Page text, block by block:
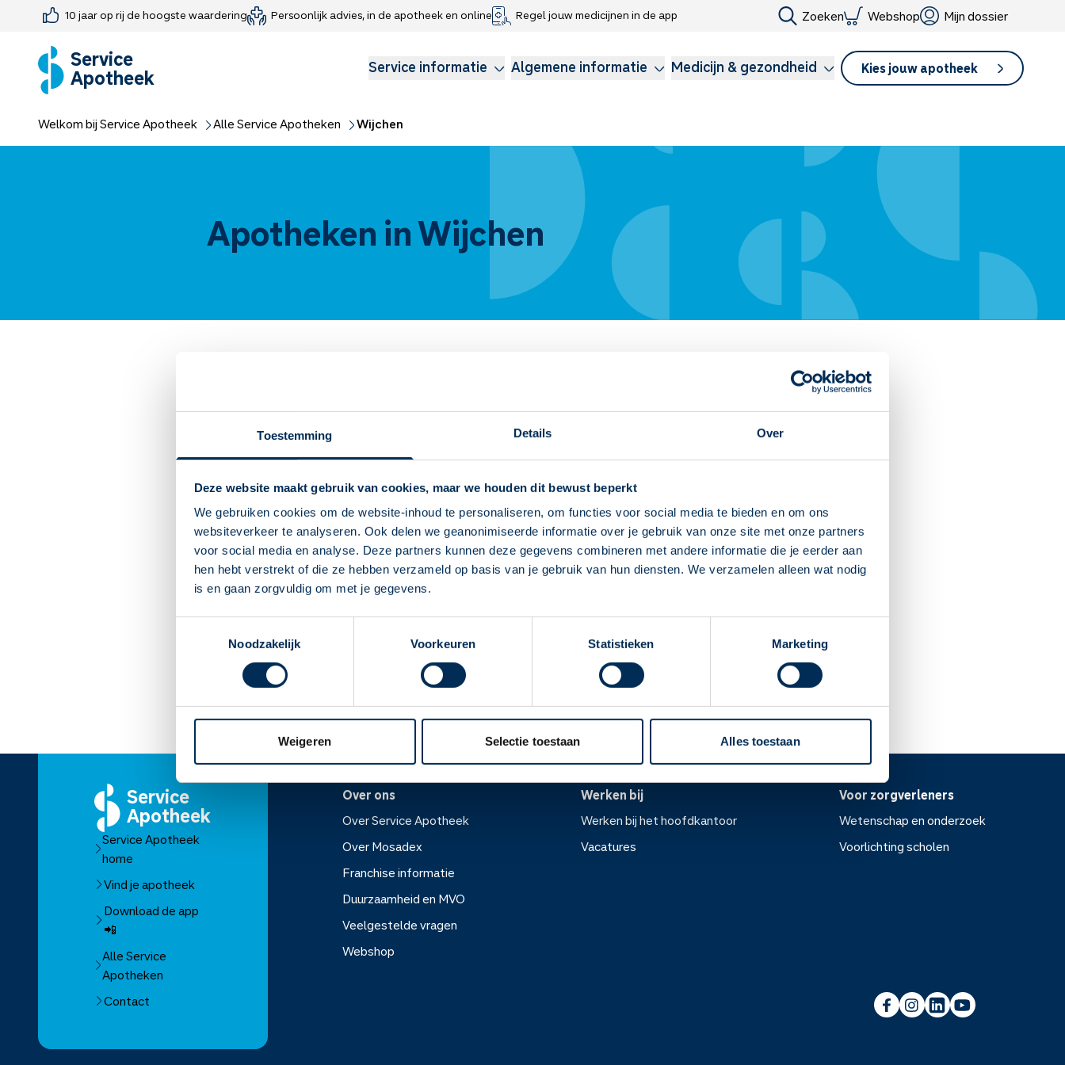
Toestemming Details Over
Deze website maakt gebruik van cookies, maar we houden dit bewust beperkt
We gebruiken cookies om de website-inhoud te personaliseren, om functies voor social media te bieden en om ons
websiteverkeer te analyseren. Ook delen we geanonimiseerde informatie over je gebruik van onze site met onze partners
voor social media en analyse. Deze partners kunnen deze gegevens combineren met andere informatie die je eerder aan
hen hebt verstrekt of die ze hebben verzameld op basis van je gebruik van hun diensten. We verzamelen alleen wat nodig
is en gaan zorgvuldig om met je gegevens.
Noodzakelijk
Voorkeuren Statistieken Marketing
Weigeren Selectie toestaan Alles toestaan
Deze Service Apotheek staat nu ingesteld als
jouw apotheek
Zo kan je makkelijk alle informatie vinden in het
10 jaar op rij de hoogste waardering Persoonlijk advies, in de apotheek en online Regel jouw medicijnen in de app Zoeken Webshop Mijn dossier
Service
Apotheek Service informatie Algemene informatie Medicijn & gezondheid Kies jouw apotheek
Farmaceutisch consult
Medicijn-APK
Webshop
Jouw medische gegevens delen
Klachtenregeling
Medicijnen voor kinderen
Longzorg
Welkom bij Service Apotheek Alle Service Apotheken Wijchen
Apotheken in Wijchen
Buizerdstraat996601 ATWijchen
024 641 12 22
Naar apotheekpagina Dit is mijn apotheek
Service Apotheek Wijchen Zuid
Vandaag open van 08:30 -17:30
Naar apotheekpagina Dit is mijn apotheek
Service
Apotheek
Service Apotheek
home
Vind je apotheek
Download de app
📲
Alle Service
Apotheken
Contact
Over ons
Over Service Apotheek
Over Mosadex
Franchise informatie
Duurzaamheid en MVO
Veelgestelde vragen
Webshop
Werken bij
Werken bij het hoofdkantoor
Vacatures
Voor zorgverleners
Wetenschap en onderzoek
Voorlichting scholen
Voorlichting scholen